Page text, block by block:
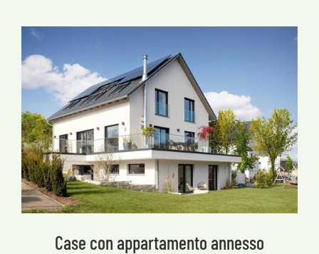
Case con appartamento annesso